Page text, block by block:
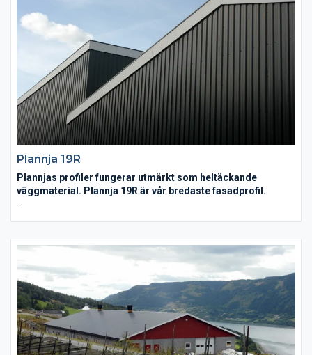
Plannja 19R
Plannjas profiler fungerar utmärkt som heltäckande
väggmaterial. Plannja 19R är vår bredaste fasadprofil.
med underhåll. Den täckande bredden är 1104 mm.